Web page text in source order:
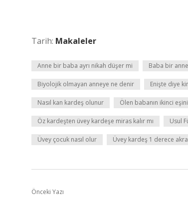
Tarih: Makaleler
Anne bir baba ayrı nikah düşer mi Baba bir
Biyolojik olmayan anneye ne denir Enişte diye
Nasıl kan kardeş olunur Ölen babanın ikinci
Öz kardeşten üvey kardeşe miras kalır mı Usul
Üvey çocuk nasıl olur Üvey kardeş 1 derece
Önceki Yazı